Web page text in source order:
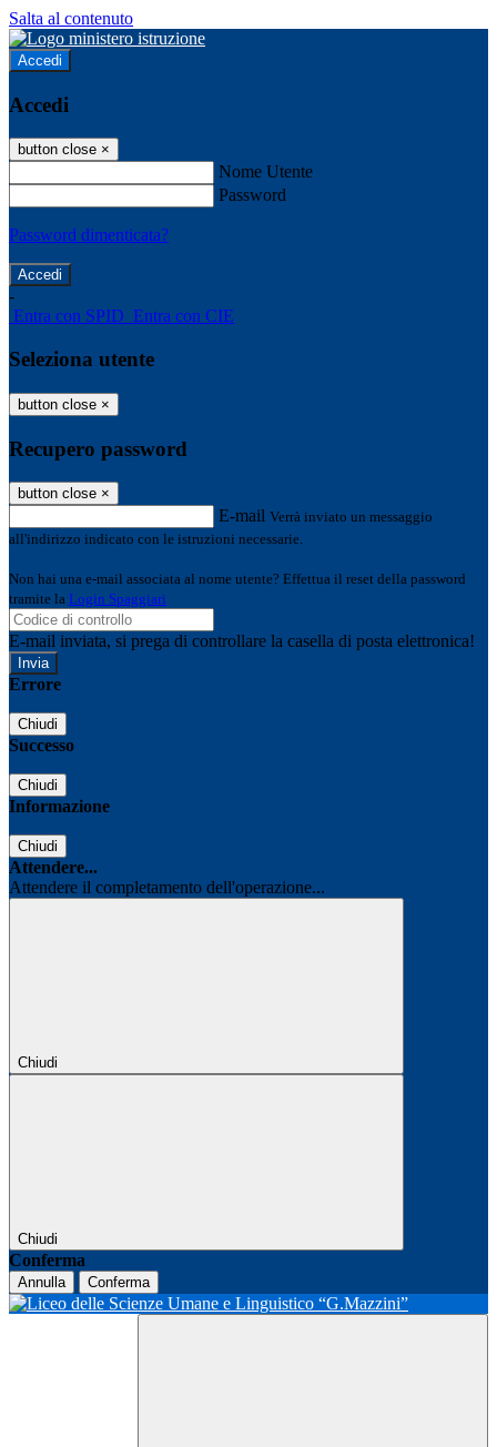
Salta al contenuto
Accedi
Accedi
button close ×
Nome Utente
Password
Password dimenticata?
-
Entra con SPID Entra con CIE
Seleziona utente
button close ×
Recupero password
button close ×
E-mail Verrà inviato un messaggio
all'indirizzo indicato con le istruzioni necessarie.
Non hai una e-mail associata al nome utente? Effettua il reset della password
tramite la Login Spaggiari
E-mail inviata, si prega di controllare la casella di posta elettronica!
Errore
Chiudi
Successo
Chiudi
Informazione
Chiudi
Attendere...
Attendere il completamento dell'operazione...
Chiudi
Chiudi
Conferma
Annulla Conferma